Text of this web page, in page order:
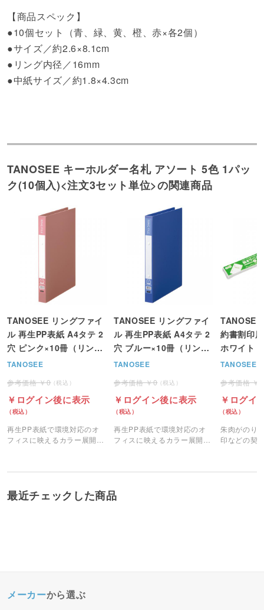
【商品スペック】
●10個セット（青、緑、黄、橙、赤×各2個）
●サイズ／約2.6×8.1cm
●リング内径／16mm
●中紙サイズ／約1.8×4.3cm
TANOSEE キーホルダー名札 アソート 5色 1パッ
ク(10個入)<注文3セット単位>の関連商品
TANOSEE リングファイ
ル 再生PP表紙 A4タテ 2
穴 ピンク×10冊（リング
内径25mm 背幅30mm）
TANOSEE
0
ログイン後に表示
再生PP表紙で環境対応のオ
フィスに映えるカラー展開の
TANOSEE リングファイ
ル 再生PP表紙 A4タテ 2
穴 ブルー×10冊（リング
内径25mm 背幅30mm）
TANOSEE
0
ログイン後に表示
再生PP表紙で環境対応のオ
フィスに映えるカラー展開の
約書割印
ホワイト
TANOSEE
ログイ
朱肉がのり
印などの契
最近チェックした商品
メーカーから選ぶ